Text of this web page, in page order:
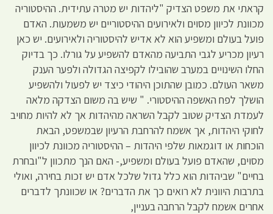
קראתי את משפט הצדיק "ליהדות יש מטרה עתידית. ההיסטוריה
מכוונת לכיוון מסוים ולאירועים ההיסטוריים יש משמעות. האדם
פועל בעולם ומשפיע הוא לא אדיש להיסטוריה ולאירועים. יש כאן
רעיון מכריע לגבי התביעה מהאדם להשפיע על גורלו. כך בדיוק
החלו השינויים במערב שהובילו לקפיצה הגדולה ולפער הענק
משאר העולם. כמובן שהתוכן היהודי כיצד יש לפעול ולהשפיע
הושלך לפח האשפה ההיסטורי. " שיש בה משום הצדקה מלאה
לעמדת הצדיק שטוב לקבל השראה מהיהדות אך לא להיות מחויב
לחוקי היהדות, אך אשמח להרחבת הרעיון שבמשפט, הבאת
הוכחות או דוגמאות שלפי היהדות – ההיסטוריה מכוונת לכיוון
מסוים, שהאדם פועל בעולם ומשפיע,- האם הנך מתכוון ל"ובחרת
בחיים" שביהדות הוא כלל גדול שלכל אדם יש זכות בחירה, ואולי
בתרבות היוונית לא רואים כך את הדברים? או שכוונתך לדברים
אחרים אשמח לקבל הרחבה בעניין,